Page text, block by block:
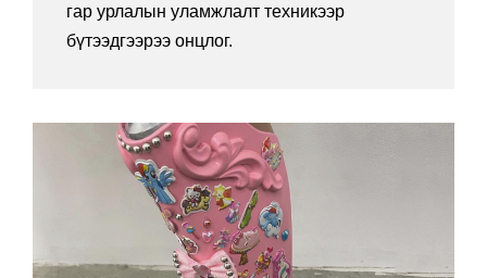
гар урлалын уламжлалт техникээр
бүтээдгээрээ онцлог.